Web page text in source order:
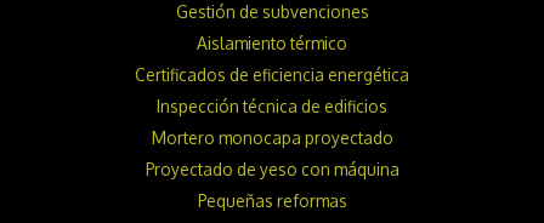
Gestión de subvenciones
Aislamiento térmico
Certificados de eficiencia energética
Inspección técnica de edificios
Mortero monocapa proyectado
Proyectado de yeso con máquina
Pequeñas reformas